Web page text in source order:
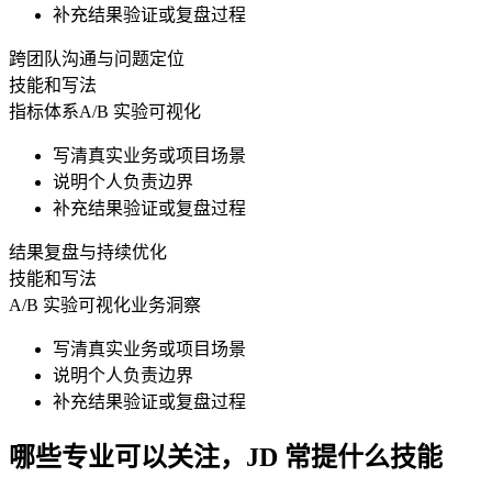
补充结果验证或复盘过程
跨团队沟通与问题定位
技能和写法
指标体系A/B 实验可视化
写清真实业务或项目场景
说明个人负责边界
补充结果验证或复盘过程
结果复盘与持续优化
技能和写法
A/B 实验可视化业务洞察
写清真实业务或项目场景
说明个人负责边界
补充结果验证或复盘过程
哪些专业可以关注，JD 常提什么技能